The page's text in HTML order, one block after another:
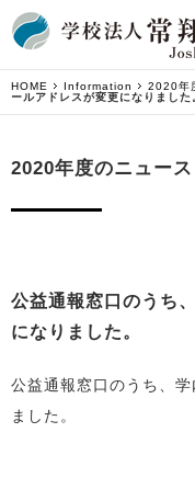
HOME Information 2020年
ールアドレスが変更になりました
2020年度のニュース
公益通報窓口のうち
になりました。
公益通報窓口のうち、
ました。